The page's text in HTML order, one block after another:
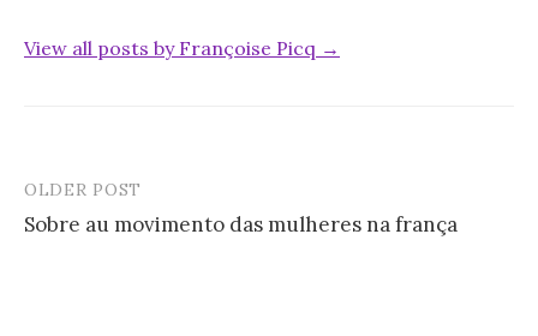
View all posts by Françoise Picq →
Post
navigation
OLDER POST
Sobre au movimento das mulheres na frança